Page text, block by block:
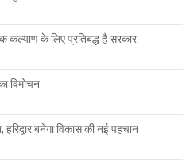
कल्याण के लिए प्रतिबद्ध है सरकार
विमोचन
बनेगा विकास की नई पहचान